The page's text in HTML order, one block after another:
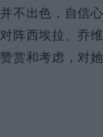
不出色，自信心
阵西埃拉、乔维
赏和考虑，对她